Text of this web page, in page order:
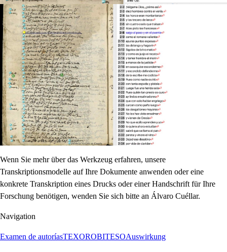
Wenn Sie mehr über das Werkzeug erfahren, unsere
Transkriptionsmodelle auf Ihre Dokumente anwenden oder eine
konkrete Transkription eines Drucks oder einer Handschrift für Ihre
Forschung benötigen, wenden Sie sich bitte an Álvaro Cuéllar.
Navigation
Examen de autoríasTEXOROBITESOAuswirkung